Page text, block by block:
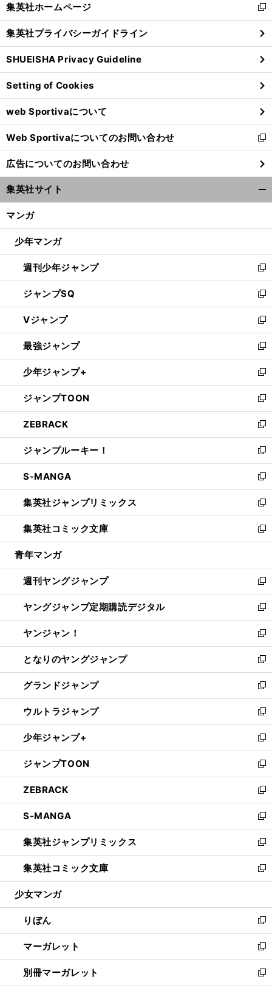
閉
る
集英社ホームページ
新
し
い
ウ
ィ
ン
ド
ウ
で
開
く
集英社プライバシーガイドライン
SHUEISHA Privacy Guideline
Setting of Cookies
web Sportivaについて
Web Sportivaについてのお問い合わせ
新
し
い
ウ
ィ
ン
ウ
開
く
広告についてのお問い合わせ
集英社サイト
マンガ
少年マンガ
週刊少年ジャンプ
新
し
い
ウ
ィ
ン
ド
ウ
で
開
く
ジャンプSQ
新
し
い
ウ
ィ
ン
ド
ウ
で
開
く
Vジャンプ
新
し
い
ウ
ィ
ン
ド
ウ
で
開
く
最強ジャンプ
新
し
い
ウ
ィ
ン
ド
ウ
で
開
く
少年ジャンプ+
新
し
い
ウ
ィ
ン
ド
ウ
で
開
く
ジャンプTOON
新
し
い
ウ
ィ
ン
ド
ウ
で
開
く
ZEBRACK
新
し
い
ウ
ィ
ン
ド
ウ
で
開
ジャンプルーキー！
新
し
い
ウ
ィ
ン
ド
ウ
開
く
S-MANGA
新
し
い
ウ
ィ
ン
ウ
で
開
く
集英社ジャンプリミックス
新
し
い
ウ
ン
ド
ウ
で
開
く
集英社コミック文庫
新
し
ウ
ィ
ン
ド
ウ
で
開
く
青年マンガ
週刊ヤングジャンプ
新
し
い
ウ
ィ
ン
ド
ウ
で
開
く
ヤングジャンプ定期購読デジタル
新
し
い
ウ
ィ
ン
ド
ウ
で
開
く
ヤンジャン！
新
し
い
ウ
ィ
ン
ド
ウ
で
開
く
となりのヤングジャンプ
新
し
い
ウ
ィ
ン
ド
ウ
で
開
く
グランドジャンプ
新
し
い
ウ
ィ
ン
ド
ウ
で
開
く
ウルトラジャンプ
新
し
い
ウ
ィ
ン
ド
ウ
で
開
く
少年ジャンプ+
新
し
い
ウ
ィ
ン
ド
ウ
で
開
く
ジャンプTOON
新
し
い
ウ
ィ
ン
ド
ウ
で
開
ZEBRACK
新
し
い
ウ
ィ
ン
ド
ウ
開
く
S-MANGA
新
し
い
ウ
ィ
ン
ウ
で
開
く
集英社ジャンプリミックス
新
し
い
ウ
ン
ド
ウ
で
開
く
集英社コミック文庫
新
し
ウ
ィ
ン
ド
ウ
で
開
少女マンガ
りぼん
新
し
い
ウ
ィ
ン
マーガレット
新
し
い
ウ
別冊マーガレット
新
し